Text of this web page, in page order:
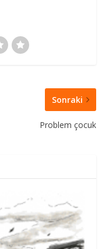
Sonraki
Problem çocuk